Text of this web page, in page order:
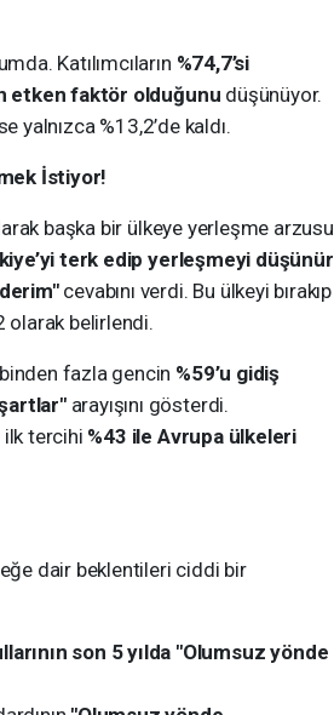
Katılımcıların %74,7’si
etken faktör olduğunu düşünüyor.
yalnızca %13,2’de kaldı.
İstiyor!
başka bir ülkeye yerleşme arzusu
terk edip yerleşmeyi düşünür
cevabını verdi. Bu ülkeyi bırakıp
olarak belirlendi.
fazla gencin %59’u gidiş
arayışını gösterdi.
tercihi %43 ile Avrupa ülkeleri
dair beklentileri ciddi bir
son 5 yılda "Olumsuz yönde